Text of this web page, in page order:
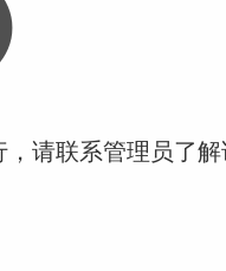
请联系管理员了